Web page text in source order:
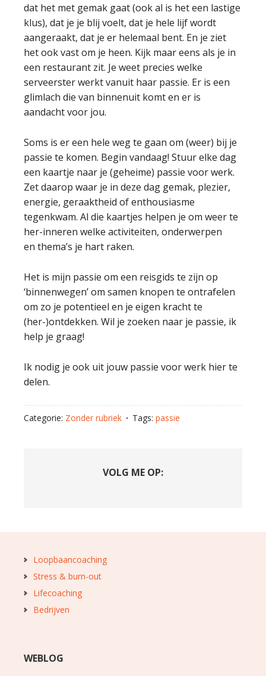
dat het met gemak gaat (ook al is het een lastige
klus), dat je je blij voelt, dat je hele lijf wordt
aangeraakt, dat je er helemaal bent. En je ziet
het ook vast om je heen. Kijk maar eens als je in
een restaurant zit. Je weet precies welke
serveerster werkt vanuit haar passie. Er is een
glimlach die van binnenuit komt en er is
aandacht voor jou.
Soms is er een hele weg te gaan om (weer) bij je
passie te komen. Begin vandaag! Stuur elke dag
een kaartje naar je (geheime) passie voor werk.
Zet daarop waar je in deze dag gemak, plezier,
energie, geraaktheid of enthousiasme
tegenkwam. Al die kaartjes helpen je om weer te
her-inneren welke activiteiten, onderwerpen
en thema’s je hart raken.
Het is mijn passie om een reisgids te zijn op
‘binnenwegen’ om samen knopen te ontrafelen
om zo je potentieel en je eigen kracht te
(her-)ontdekken. Wil je zoeken naar je passie, ik
help je graag!
Ik nodig je ook uit jouw passie voor werk hier te
delen.
Categorie: Zonder rubriek Tags: passie
VOLG ME OP:
Loopbaancoaching
Stress & burn-out
Lifecoaching
Bedrijven
WEBLOG